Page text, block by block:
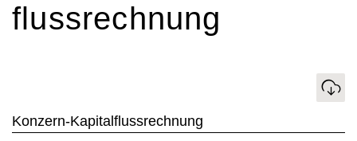
Lagebericht
flussrechnung
Download
Konzern-Kapitalflussrechnung